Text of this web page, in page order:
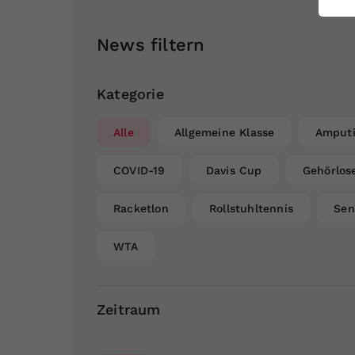
News filtern
Kategorie
Alle Allgemeine Klasse
COVID-19 Davis Cup
Racketlon Rollstuhltennis
WTA
Zeitraum